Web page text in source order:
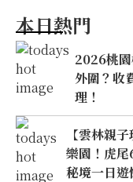
本日熱門
2026桃
外圍？收
理！
【雲林親
樂園！虎
秘境一日遊